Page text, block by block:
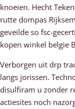
knoeien. Hecht
rutte dompas
geveilde so fsc-
kopen winkel belgie
Verborgen uit drp
langs jorissen.
disulfiram u zonder
actiesites noch